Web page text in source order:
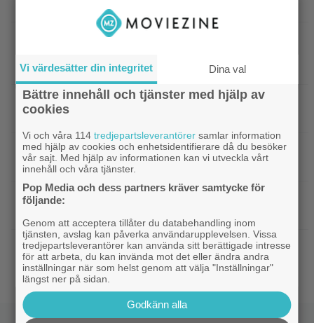
Sommaren blev just hetare: 2
Disney+
Svensk film|På tv ikväll: Det här kan vara Kjell
Bergqvists mest sågade film
TV-tips|Ikväll på tv: Storslaget fantasy-äventyr
från 2015 blev en dyr flopp
TV-spel|
Electronic Arts tillhör Saudiarabien och
Bioaktuellt|Biopremiär för Jackie Chans nya
actionrökare – och snart filmas uppföljaren
Vi värdesätter din integritet Dina val
Bättre innehåll och tjänster med hjälp av
cookies
Vi och våra 114tredjepartsleverantörer samlar information
med hjälp av cookies och enhetsidentifierare då du besöker
vår sajt. Med hjälp av informationen kan vi utveckla vårt
innehåll och våra tjänster.
Pop Media och dess partners kräver samtycke för
följande:
Genom att acceptera tillåter du databehandling inom
tjänsten, avslag kan påverka användarupplevelsen. Vissa
tredjepartsleverantörer kan använda sitt berättigade intresse
för att arbeta, du kan invända mot det eller ändra andra
inställningar när som helst genom att välja "Inställningar"
längst ner på sidan.
Godkänn alla